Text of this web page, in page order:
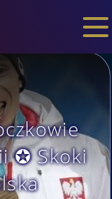
✪ Skoki